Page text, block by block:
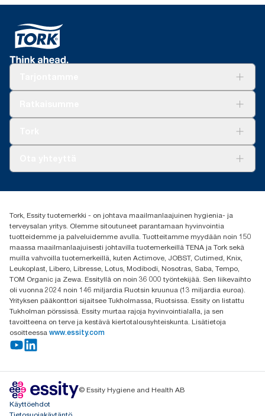
(+358) 9 5068 8222
Oy Essity Finland Ab
Revontulenkuja 1
02100 Espoo
Tork, Essity tuotemerkki - on johtava maailmanlaajuinen hygienia- ja
terveysalan yritys. Olemme sitoutuneet parantamaan hyvinvointia
tuotteidemme ja palveluidemme avulla. Tuotteitamme myydään noin 150
maassa maailmanlaajuisesti johtavilla tuotemerkeillä TENA ja Tork sekä
muilla vahvoilla tuotemerkeillä, kuten Actimove, JOBST, Cutimed, Knix,
Leukoplast, Libero, Libresse, Lotus, Modibodi, Nosotras, Saba, Tempo,
TOM Organic ja Zewa. Essityllä on noin 36 000 työntekijää. Sen liikevaihto
oli vuonna 2024 noin 146 miljardia Ruotsin kruunua (13 miljardia euroa).
Yrityksen pääkonttori sijaitsee Tukholmassa, Ruotsissa. Essity on listattu
Tukholman pörssissä. Essity murtaa rajoja hyvinvointialalla, ja sen
tavoitteena on terve ja kestävä kiertotalousyhteiskunta. Lisätietoja
osoitteessa www.essity.com
© Essity Hygiene and Health AB
Käyttöehdot